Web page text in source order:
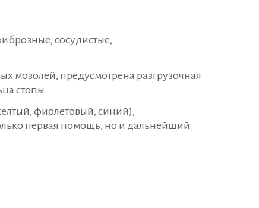
сосудистые,
мозолей, предусмотрена разгрузочная
стопы.
фиолетовый, синий),
первая помощь, но и дальнейший